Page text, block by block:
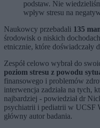
podstaw. Nie
wpływ stresu na
Naukowcy przebadali 135
środowisk o niskich
etnicznie, które doświadczały
Zespół celowo wybrał do
poziom stresu z powodu
finansowego i problemów
interwencja zadziała na tych,
najbardziej - powiedział dr
psychiatrii i pediatrii w UCSF
główny autor badania.